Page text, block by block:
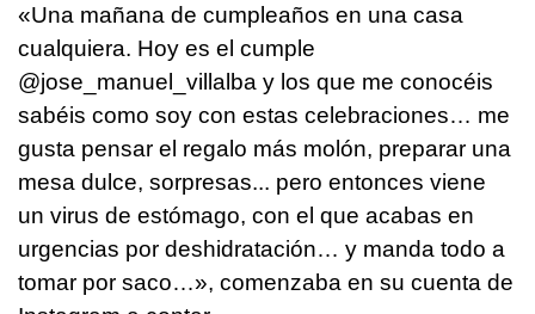
«Una mañana de cumpleaños en una casa
cualquiera. Hoy es el cumple
@jose_manuel_villalba y los que me conocéis
sabéis como soy con estas celebraciones… me
gusta pensar el regalo más molón, preparar una
mesa dulce, sorpresas... pero entonces viene
un virus de estómago, con el que acabas en
urgencias por deshidratación… y manda todo a
tomar por saco…», comenzaba en su cuenta de